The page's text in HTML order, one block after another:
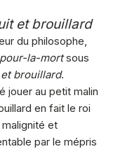
et brouillard
du philosophe,
la-mortsous
brouillard.
jouer au petit malin
en fait le roi
et
par le mépris